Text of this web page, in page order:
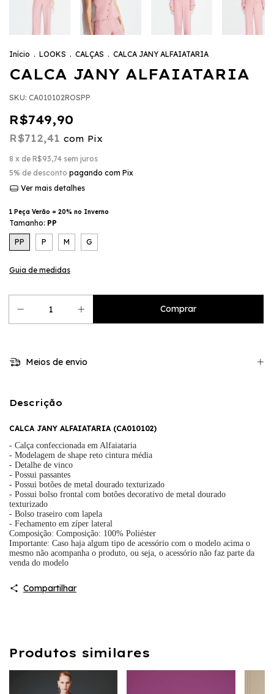
Início . LOOKS . CALÇAS . CALCA JANY ALFAIATARIA
CALCA JANY ALFAIATARIA
SKU: CA010102ROSPP
R$749,90
R$712,41 com Pix
8 x de R$93,74 sem juros
5% de desconto pagando com Pix
Ver mais detalhes
1 Peça Verão = 20% no Inverno
Tamanho: PP
PP P M G
Guia de medidas
Meios de envio
Descrição
CALCA JANY ALFAIATARIA (CA010102)
- Calça confeccionada em Alfaiataria
- Modelagem de shape reto cintura média
- Detalhe de vinco
- Possui passantes
- Possui botões de metal dourado texturizado
- Possui bolso frontal com botões decorativo de metal dourado
texturizado
- Bolso traseiro com lapela
- Fechamento em zíper lateral
Composição: Composição: 100% Poliéster
Importante: Caso haja algum tipo de acessório com o modelo acima o
mesmo não acompanha o produto, ou seja, o acessório não faz parte da
venda do modelo
Compartilhar
Produtos similares